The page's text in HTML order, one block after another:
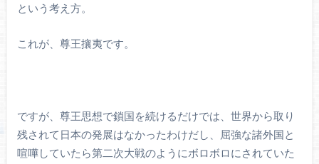
という考え方。
これが、尊王攘夷です。
ですが、尊王思想で鎖国を続けるだけでは、世界から取り
残されて日本の発展はなかったわけだし、屈強な諸外国と
喧嘩していたら第二次大戦のようにボロボロにされていた